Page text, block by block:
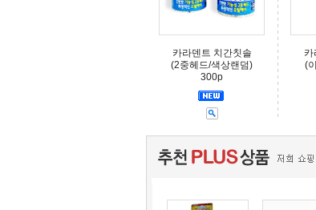
카라덴트 치간칫솔
(2중헤드/색상랜덤)
300p
카
(